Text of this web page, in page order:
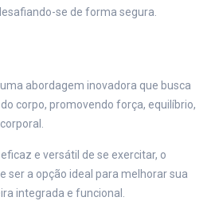
se de forma segura.
abordagem inovadora que busca
corpo, promovendo força, equilíbrio,
e versátil de se exercitar, o
ser a opção ideal para melhorar sua
integrada e funcional.